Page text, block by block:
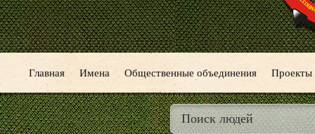
Главная Имена Общественные объединения Проекты